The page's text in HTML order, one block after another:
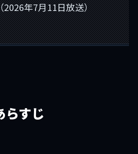
2026年7月11日放送）
らすじ